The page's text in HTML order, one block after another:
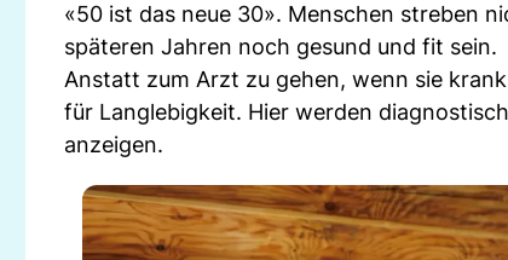
«50 ist das neue 30». Menschen streben
späteren Jahren noch gesund und fit sein.
Anstatt zum Arzt zu gehen, wenn sie
für Langlebigkeit. Hier werden
anzeigen.